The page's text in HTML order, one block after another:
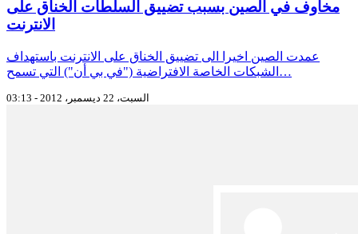
مخاوف في الصين بسبب تضييق السلطات الخناق على
الانترنت
عمدت الصين اخيرا الى تضييق الخناق على الانترنت باستهداف
الشبكات الخاصة الافتراضية ("في بي أن") التي تسمح…
السبت، 22 ديسمبر، 2012 - 03:13